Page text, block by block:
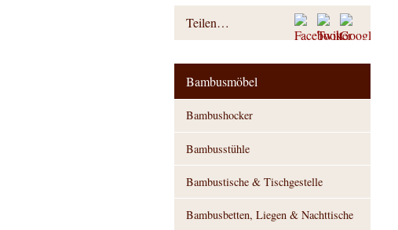
Teilen…
Bambusmöbel
Bambushocker
Bambusstühle
Bambustische & Tischgestelle
Bambusbetten, Liegen & Nachttische